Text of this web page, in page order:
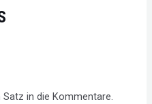
in die Kommentare.